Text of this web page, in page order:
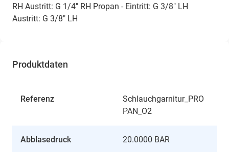
RH Austritt: G 1/4" RH Propan - Eintritt: G 3/8" LH
Austritt: G 3/8" LH
Produktdaten
Referenz
Schlauchgarnitur_PRO
PAN_O2
Abblasedruck 20.0000 BAR